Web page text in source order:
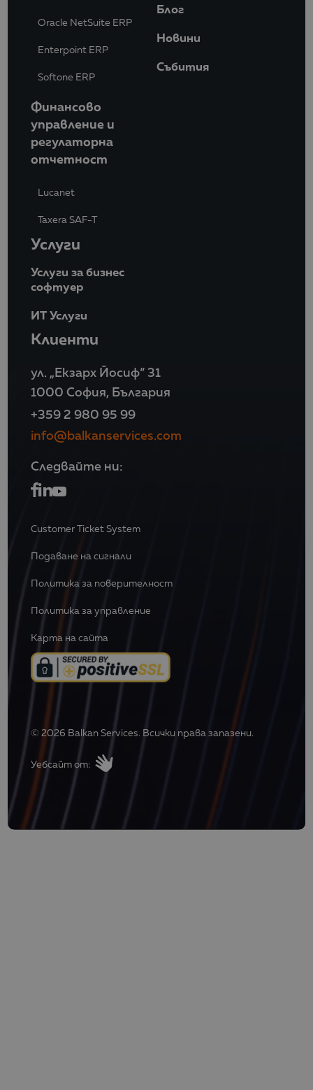
Oracle NetSuite ERP
Enterpoint ERP
Softone ERP
Финансово
управление и
регулаторна
отчетност
Lucanet
Taxera SAF-T
Услуги
Услуги за бизнес
софтуер
ИТ Услуги
Клиенти
Блог
Новини
Събития
ул. „Екзарх Йосиф“ 31
1000 София, България
+359 2 980 95 99
info@balkanservices.com
Следвайте ни:
Customer Ticket System
Подаване на сигнали
Политика за поверителност
Политика за управление
Карта на сайта
© 2026 Balkan Services. Всички права запазени.
Уебсайт от: